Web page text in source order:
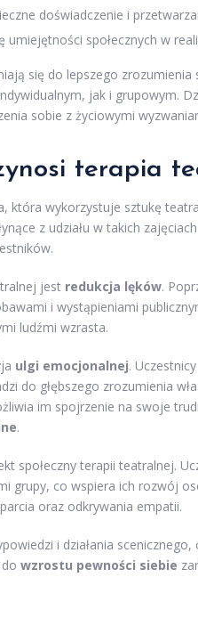
doświadczenie i
umiejętności społecznych w
się do lepszego
jak i grupowym.
sobie z życiowymi
terapia
która wykorzystuje sztukę
z udziału w takich
jest redukcja lęków.
i wystąpieniami
ludźmi wzrasta.
ulgi emocjonalnej.
do głębszego zrozumienia
im spojrzenie na swoje
.
społeczny terapii teatralnej.
grupy, co wspiera ich rozwój
oraz odkrywania empatii.
i działania
wzrostu pewności siebie